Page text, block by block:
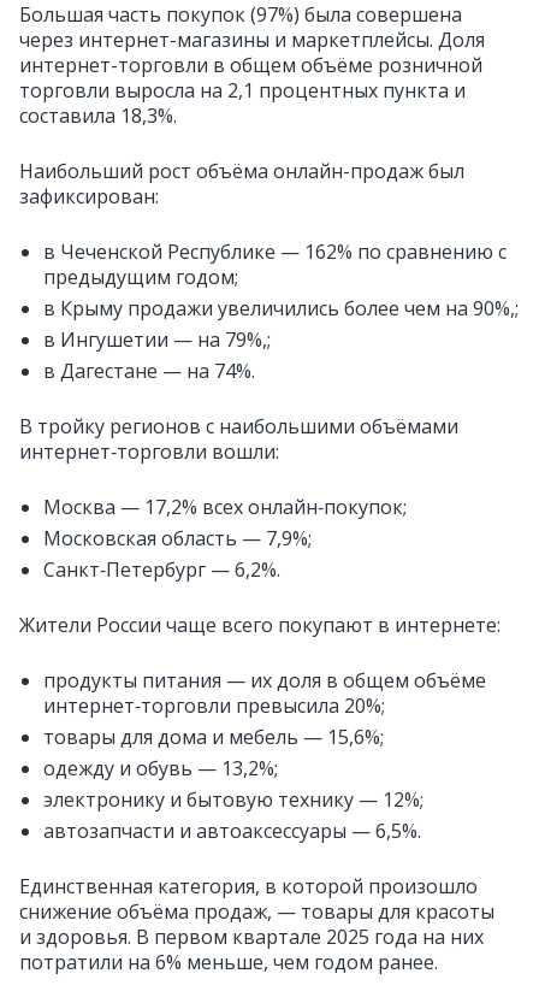
Большая часть покупок (97%) была совершена
через интернет-магазины и маркетплейсы. Доля
интернет-торговли в общем объёме розничной
торговли выросла на 2,1 процентных пункта и
составила 18,3%.
Наибольший рост объёма онлайн-продаж был
зафиксирован:
в Чеченской Республике — 162% по сравнению с
предыдущим годом;
в Крыму продажи увеличились более чем на 90%,;
в Ингушетии — на 79%,;
в Дагестане — на 74%.
В тройку регионов с наибольшими объёмами
интернет‑торговли вошли:
Москва — 17,2% всех онлайн‑покупок;
Московская область — 7,9%;
Санкт‑Петербург — 6,2%.
Жители России чаще всего покупают в интернете:
продукты питания — их доля в общем объёме
интернет‑торговли превысила 20%;
товары для дома и мебель — 15,6%;
одежду и обувь — 13,2%;
электронику и бытовую технику — 12%;
автозапчасти и автоаксессуары — 6,5%.
Единственная категория, в которой произошло
снижение объёма продаж, — товары для красоты
и здоровья. В первом квартале 2025 года на них
потратили на 6% меньше, чем годом ранее.